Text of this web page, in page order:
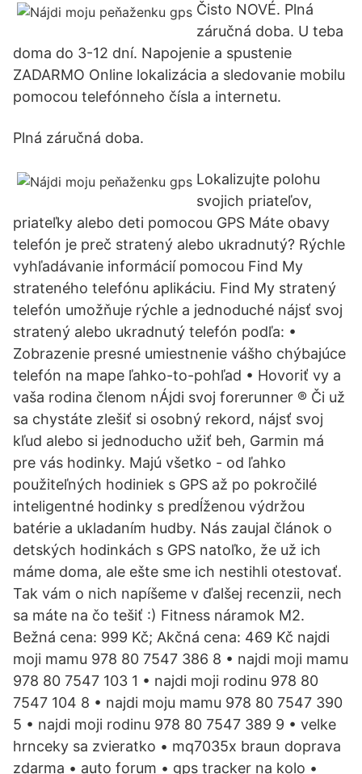
Čisto NOVÉ. Plná
záručná doba. U teba
doma do 3-12 dní. Napojenie a spustenie
ZADARMO Online lokalizácia a sledovanie mobilu
pomocou telefónneho čísla a internetu.
Plná záručná doba.
Lokalizujte polohu
svojich priateľov,
priateľky alebo deti pomocou GPS Máte obavy
telefón je preč stratený alebo ukradnutý? Rýchle
vyhľadávanie informácií pomocou Find My
strateného telefónu aplikáciu. Find My stratený
telefón umožňuje rýchle a jednoduché nájsť svoj
stratený alebo ukradnutý telefón podľa: •
Zobrazenie presné umiestnenie vášho chýbajúce
telefón na mape ľahko-to-pohľad • Hovoriť vy a
vaša rodina členom nÁjdi svoj forerunner ® Či už
sa chystáte zlešiť si osobný rekord, nájsť svoj
kľud alebo si jednoducho užiť beh, Garmin má
pre vás hodinky. Majú všetko - od ľahko
použiteľných hodiniek s GPS až po pokročilé
inteligentné hodinky s predĺženou výdržou
batérie a ukladaním hudby. Nás zaujal článok o
detských hodinkách s GPS natoľko, že už ich
máme doma, ale ešte sme ich nestihli otestovať.
Tak vám o nich napíšeme v ďalšej recenzii, nech
sa máte na čo tešiť :) Fitness náramok M2.
Bežná cena: 999 Kč; Akčná cena: 469 Kč najdi
moji mamu 978 80 7547 386 8 • najdi moji mamu
978 80 7547 103 1 • najdi moji rodinu 978 80
7547 104 8 • najdi moju mamu 978 80 7547 390
5 • najdi moji rodinu 978 80 7547 389 9 • velke
hrnceky sa zvieratko • mq7035x braun doprava
zdarma • auto forum • gps tracker na kolo •